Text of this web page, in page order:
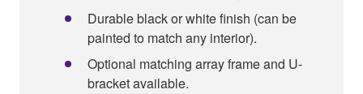
Durable black or white finish (can be
painted to match any interior).
Optional matching array frame and U-
bracket available.